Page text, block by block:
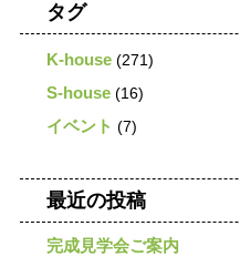
タグ
K-house(271)
S-house(16)
イベント (7)
最近の投稿
完成見学会ご案内